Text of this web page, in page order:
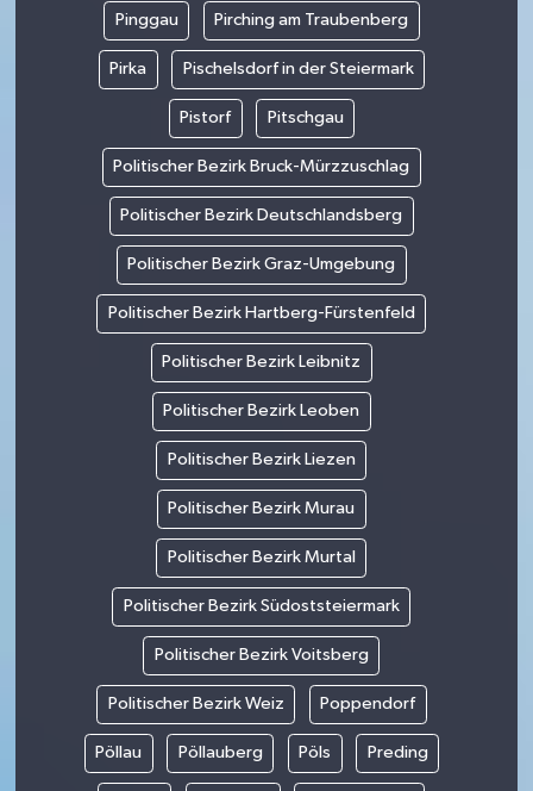
Pinggau Pirching am Traubenberg
Pirka Pischelsdorf in der Steiermark
Pistorf Pitschgau
Politischer Bezirk Bruck-Mürzzuschlag
Politischer Bezirk Deutschlandsberg
Politischer Bezirk Graz-Umgebung
Politischer Bezirk Hartberg-Fürstenfeld
Politischer Bezirk Leibnitz
Politischer Bezirk Leoben
Politischer Bezirk Liezen
Politischer Bezirk Murau
Politischer Bezirk Murtal
Politischer Bezirk Südoststeiermark
Politischer Bezirk Voitsberg
Politischer Bezirk Weiz Poppendorf
Pöllau Pöllauberg Pöls Preding